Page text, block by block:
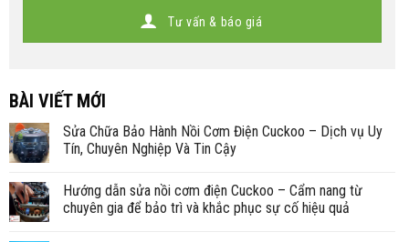
Tư vấn & báo giá
BÀI VIẾT MỚI
Sửa Chữa Bảo Hành Nồi Cơm Điện Cuckoo – Dịch vụ Uy
Tín, Chuyên Nghiệp Và Tin Cậy
Hướng dẫn sửa nồi cơm điện Cuckoo – Cẩm nang từ
chuyên gia để bảo trì và khắc phục sự cố hiệu quả